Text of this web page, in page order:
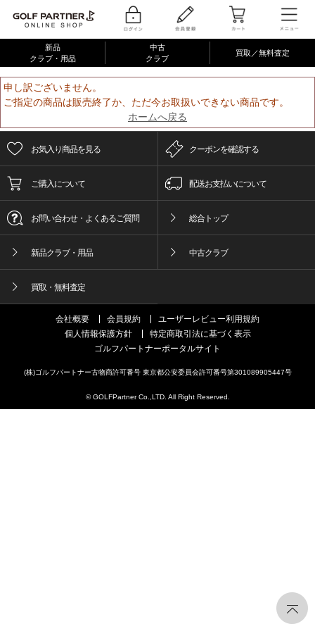
新品
クラブ・用品
中古
クラブ
買取／無料査定
申し訳ございません。
ご指定の商品は販売終了か、ただ今お取扱いできない商品です。
ホームへ戻る
お気入り商品を見る クーポンを確認する
ご購入について 配送お支払いについて
お問い合わせ・よくあるご質問 総合トップ
新品クラブ・用品 中古クラブ
買取・無料査定
会社概要 会員規約
ユーザーレビュー利用規約
個人情報保護方針
特定商取引法に基づく表示
ゴルフパートナーポータルサイト
(株)ゴルフパートナー古物商許可番号 東京都公安委員会許可番号第301089905447号
© GOLFPartner Co.,LTD. All Right Reserved.